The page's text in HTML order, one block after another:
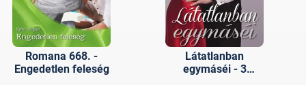
Romana 668. -
Engedetlen feleség
Látatlanban
egymáséi - 3